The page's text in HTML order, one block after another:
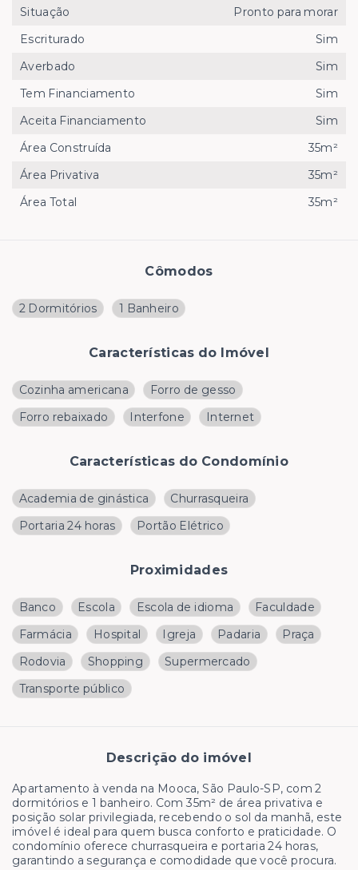
Cômodos
2 Dormitórios 1 Banheiro
Características do Imóvel
Cozinha americana
Forro de gesso
Forro rebaixado
Interfone Internet
Características do Condomínio
Academia de ginástica
Churrasqueira
Portaria 24 horas
Portão Elétrico
Proximidades
Banco Escola Escola de idioma
Faculdade
Farmácia
Hospital Igreja Padaria
Praça
Rodovia
Shopping
Supermercado
Transporte público
Descrição do imóvel
Apartamento à venda na Mooca, São Paulo-SP, com 2
dormitórios e 1 banheiro. Com 35m² de área privativa e
posição solar privilegiada, recebendo o sol da manhã, este
imóvel é ideal para quem busca conforto e praticidade. O
condomínio oferece churrasqueira e portaria 24 horas,
garantindo a segurança e comodidade que você procura.
Situação
Pronto para morar
Escriturado
Sim
Averbado
Sim
Tem Financiamento
Sim
Aceita Financiamento
Sim
Área Construída
35m²
Área Privativa
35m²
Área Total
35m²